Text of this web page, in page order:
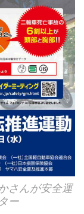
さんが安全運
ー